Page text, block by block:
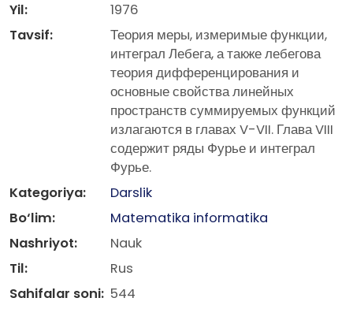
Yil:
1976
Tavsif:
Теория меры, измеримые функции,
интеграл Лебега, а также лебегова
теория дифференцирования и
основные свойства линейных
пространств суммируемых функций
излагаются в главах V-VII. Глава VIII
содержит ряды Фурье и интеграл
Фурье.
Kategoriya:
Darslik
Bo‘lim:
Matematika informatika
Nashriyot:
Nauk
Til:
Rus
Sahifalar soni: 544